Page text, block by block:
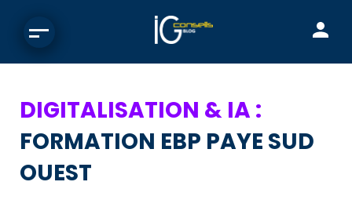
DIGITALISATION & IA :
FORMATION EBP PAYE SUD
OUEST